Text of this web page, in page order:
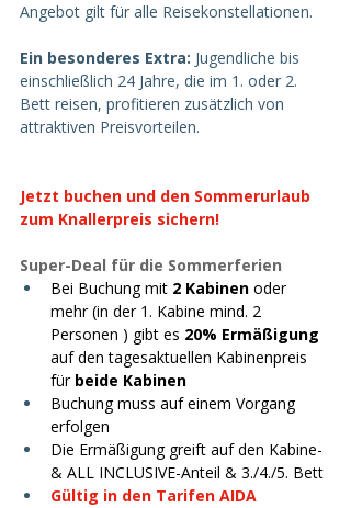
Angebot gilt für alle Reisekonstellationen.
Ein besonderes Extra: Jugendliche bis
einschließlich 24 Jahre, die im 1. oder 2.
Bett reisen, profitieren zusätzlich von
attraktiven Preisvorteilen.
Jetzt buchen und den Sommerurlaub
zum Knallerpreis sichern!
Super-Deal für die Sommerferien
Bei Buchung mit 2 Kabinen oder
mehr (in der 1. Kabine mind. 2
Personen ) gibt es 20% Ermäßigung
auf den tagesaktuellen Kabinenpreis
für beide Kabinen
Buchung muss auf einem Vorgang
erfolgen
Die Ermäßigung greift auf den Kabine-
& ALL INCLUSIVE-Anteil & 3./4./5. Bett
Gültig in den Tarifen AIDA